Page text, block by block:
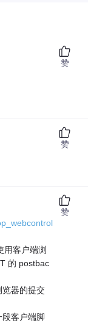
赞
赞
用客户端浏
的 postbac
览器的提交
段客户端脚
赞